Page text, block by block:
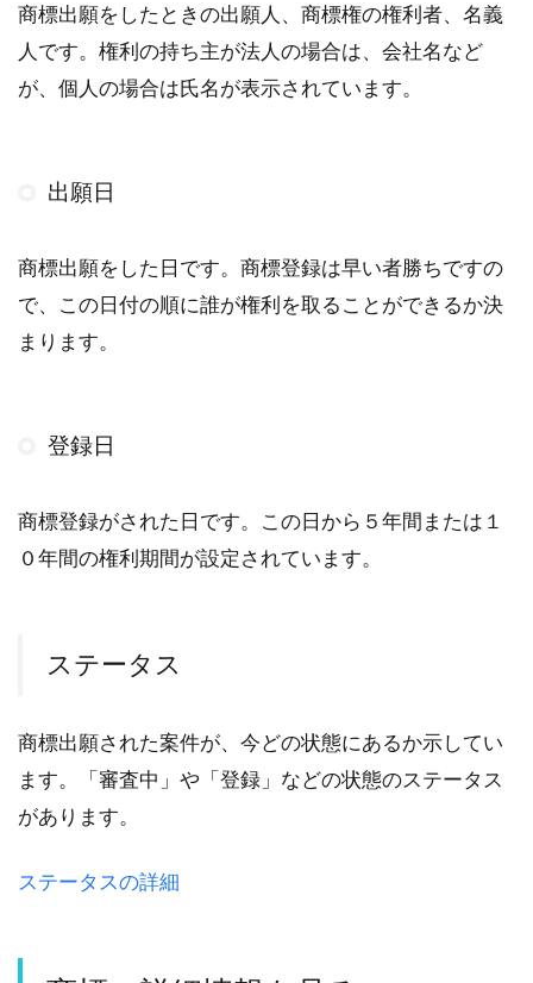
商標出願をしたときの出願人、商標権の権利者、名義
人です。権利の持ち主が法人の場合は、会社名など
が、個人の場合は氏名が表示されています。
出願日
商標出願をした日です。商標登録は早い者勝ちですの
で、この日付の順に誰が権利を取ることができるか決
まります。
登録日
商標登録がされた日です。この日から５年間または１
０年間の権利期間が設定されています。
ステータス
商標出願された案件が、今どの状態にあるか示してい
ます。「審査中」や「登録」などの状態のステータス
があります。
ステータスの詳細